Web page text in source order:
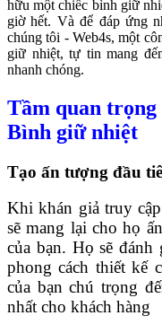
hữu một chiếc bình giữ
giờ hết. Và để đáp ứng
chúng tôi - Web4s, một
giữ nhiệt, tự tin mang
nhanh chóng.
Tầm quan trọng
Bình giữ nhiệt
Tạo ấn tượng đầu
Khi khán giả truy
sẽ mang lại cho họ
của bạn. Họ sẽ
phong cách thiết kế
của bạn chú trọng
nhất cho khách hàng